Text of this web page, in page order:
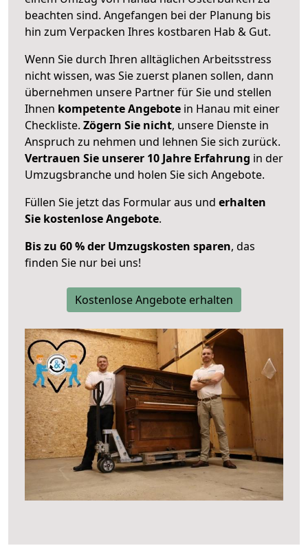
beachten sind. Angefangen bei der Planung bis
hin zum Verpacken Ihres kostbaren Hab & Gut.
Wenn Sie durch Ihren alltäglichen Arbeitsstress
nicht wissen, was Sie zuerst planen sollen, dann
übernehmen unsere Partner für Sie und stellen
Ihnen kompetente Angebote in Hanau mit einer
Checkliste. Zögern Sie nicht, unsere Dienste in
Anspruch zu nehmen und lehnen Sie sich zurück.
Vertrauen Sie unserer 10 Jahre Erfahrung in der
Umzugsbranche und holen Sie sich Angebote.
Füllen Sie jetzt das Formular aus und erhalten
Sie kostenlose Angebote.
Bis zu 60 % der Umzugskosten sparen, das
finden Sie nur bei uns!
Kostenlose Angebote erhalten